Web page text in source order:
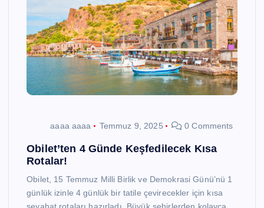
aaaa aaaa Temmuz 9, 2025 0 Comments
Obilet’ten 4 Günde Keşfedilecek Kısa
Rotalar!
Obilet, 15 Temmuz Milli Birlik ve Demokrasi Günü’nü 1
günlük izinle 4 günlük bir tatile çevirecekler için kısa